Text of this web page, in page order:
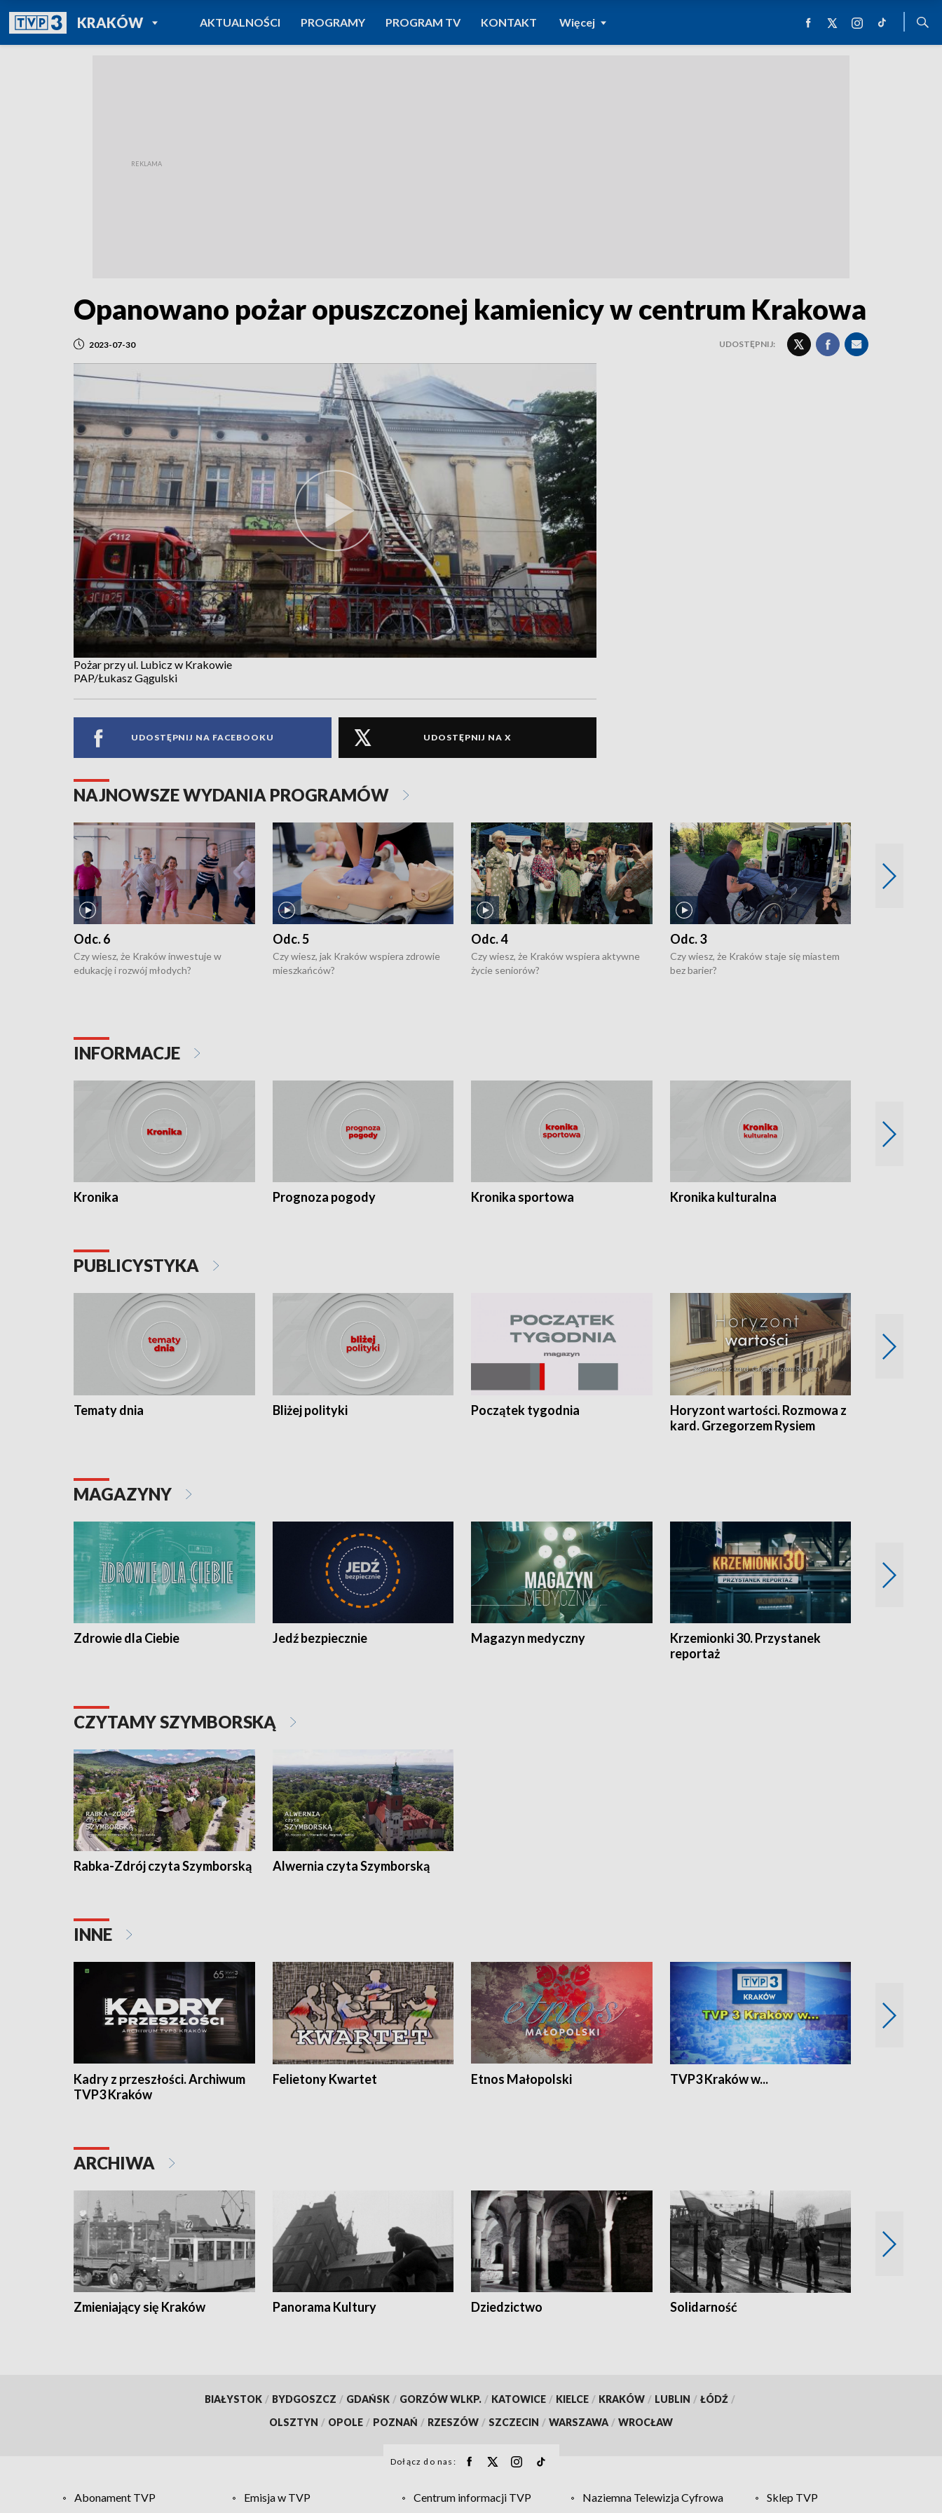
KRAKÓWPOWRÓT DO
TVP REGIONY
AKTUALNOŚCI PROGRAMY PROGRAM TV KONTAKT Więcej
Opanowano pożar opuszczonej kamienicy w centrum Krakowa
2023-07-30 UDOSTĘPNIJ:
Pożar przy ul. Lubicz w Krakowie
PAP/Łukasz Gągulski
UDOSTĘPNIJ NA FACEBOOKU UDOSTĘPNIJ NA X
NAJNOWSZE WYDANIA PROGRAMÓW
Odc. 6
Czy wiesz, że Kraków inwestuje w
edukację i rozwój młodych?
Odc. 5
Czy wiesz, jak Kraków wspiera zdrowie
mieszkańców?
Odc. 4
Czy wiesz, że Kraków wspiera aktywne
życie seniorów?
Odc. 3
Czy wiesz, że Kraków staje się miastem
bez barier?
INFORMACJE
Kronika Prognoza pogody Kronika sportowa Kronika kulturalna
PUBLICYSTYKA
Tematy dnia Bliżej polityki Początek tygodnia
Horyzont wartości. Rozmowa z
kard. Grzegorzem Rysiem
MAGAZYNY
Zdrowie dla Ciebie Jedź bezpiecznie Magazyn medyczny
Krzemionki 30. Przystanek
reportaż
CZYTAMY SZYMBORSKĄ
Rabka-Zdrój czyta Szymborską Alwernia czyta Szymborską
INNE
Kadry z przeszłości. Archiwum
TVP3 Kraków
Felietony Kwartet Etnos Małopolski TVP3 Kraków w...
ARCHIWA
Zmieniający się Kraków Panorama Kultury Dziedzictwo Solidarność
BIAŁYSTOK / BYDGOSZCZ / GDAŃSK / GORZÓW WLKP. / KATOWICE / KIELCE / KRAKÓW / LUBLIN / ŁÓDŹ /
OLSZTYN / OPOLE / POZNAŃ / RZESZÓW / SZCZECIN / WARSZAWA / WROCŁAW
Dołącz do nas:
Abonament TVP Emisja w TVP Centrum informacji TVP Naziemna Telewizja Cyfrowa
Sklep TVP